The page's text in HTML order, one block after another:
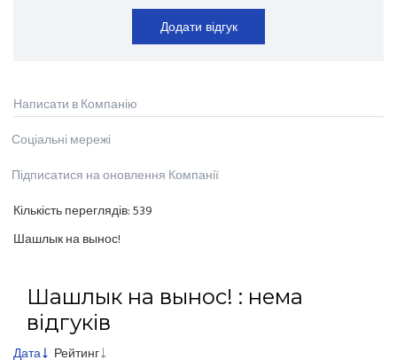
Додати відгук
Написати в Компанію
Соціальні мережі
Підписатися на оновлення Компанії
Кількість переглядів:539
Шашлык на вынос!
Шашлык на вынос! : нема
відгуків
Дата Рейтинг